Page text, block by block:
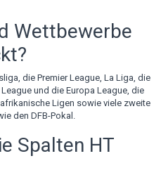
Wettbewerbe
die Premier League, La Liga, die
und die Europa League, die
Ligen sowie viele zweite
den DFB-Pokal.
Spalten HT